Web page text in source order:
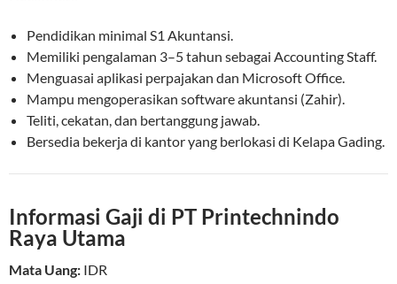
Pendidikan minimal S1 Akuntansi.
Memiliki pengalaman 3–5 tahun sebagai Accounting Staff.
Menguasai aplikasi perpajakan dan Microsoft Office.
Mampu mengoperasikan software akuntansi (Zahir).
Teliti, cekatan, dan bertanggung jawab.
Bersedia bekerja di kantor yang berlokasi di Kelapa Gading.
Informasi Gaji di PT Printechnindo
Raya Utama
Mata Uang: IDR